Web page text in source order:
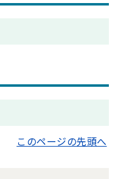
このページの先頭へ